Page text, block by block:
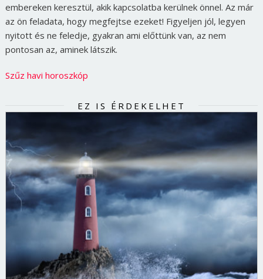
embereken keresztül, akik kapcsolatba kerülnek önnel. Az már
az ön feladata, hogy megfejtse ezeket! Figyeljen jól, legyen
nyitott és ne feledje, gyakran ami előttünk van, az nem
pontosan az, aminek látszik.
Szűz havi horoszkóp
EZ IS ÉRDEKELHET